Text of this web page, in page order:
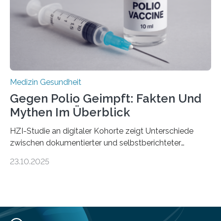
Universitätsklinikum Tübingen haben eine solche
Schwachstelle im Erbgut einer Untergruppe des
Medulloblastoms gefunden. Die Wilhelm Sander-
Stiftung unterstützte das Projekt…
Medizin Gesundheit
Gegen Polio Geimpft: Fakten Und
Mythen Im Überblick
HZI-Studie an digitaler Kohorte zeigt Unterschiede
zwischen dokumentierter und selbstberichteter
Kinderlähmung, ist eine ansteckende Krankheit, die
nur noch in zwei Ländern endemisch. Bis das Virus
23.10.2025